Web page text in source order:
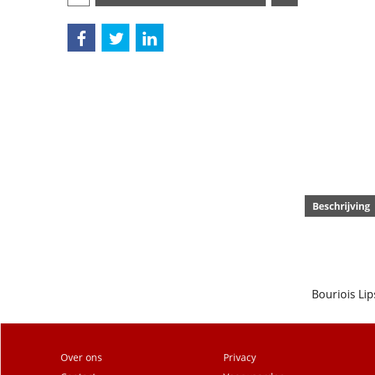
Beschrijving
Bouriois
Over ons
Privacy